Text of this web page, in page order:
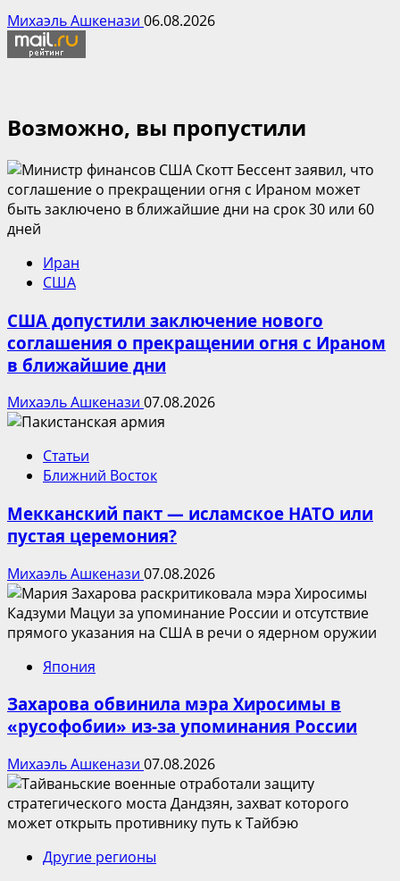
Михаэль Ашкенази 06.08.2026
Возможно, вы пропустили
Иран
США
США допустили заключение нового
соглашения о прекращении огня с Ираном
в ближайшие дни
Михаэль Ашкенази 07.08.2026
Статьи
Ближний Восток
Мекканский пакт — исламское НАТО или
пустая церемония?
Михаэль Ашкенази 07.08.2026
Япония
Захарова обвинила мэра Хиросимы в
«русофобии» из-за упоминания России
Михаэль Ашкенази 07.08.2026
Другие регионы